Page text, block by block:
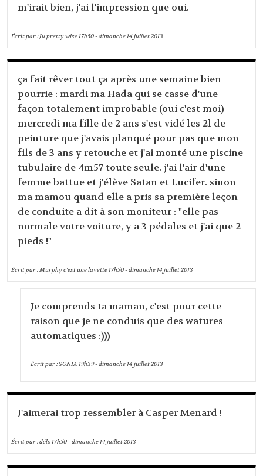
m'irait bien, j'ai l'impression que oui.
Écrit par :Ju pretty wise17h50-dimanche 14juillet 2013
ça fait rêver tout ça après une semaine bien
pourrie : mardi ma Hada qui se casse d'une
façon totalement improbable (oui c'est moi)
mercredi ma fille de 2 ans s'est vidé les 2l de
peinture que j'avais planqué pour pas que mon
fils de 3 ans y retouche et j'ai monté une piscine
tubulaire de 4m57 toute seule. j'ai l'air d'une
femme battue et j'élève Satan et Lucifer. sinon
ma mamou quand elle a pris sa première leçon
de conduite a dit à son moniteur : "elle pas
normale votre voiture, y a 3 pédales et j'ai que 2
pieds !"
Écrit par :Murphy c'est une lavette17h50-dimanche 14juillet 2013
Je comprends ta maman, c'est pour cette
raison que je ne conduis que des watures
automatiques :)))
Écrit par :SONIA 19h39- dimanche 14juillet 2013
J'aimerai trop ressembler à Casper Menard !
Écrit par :délo17h50-dimanche 14juillet 2013